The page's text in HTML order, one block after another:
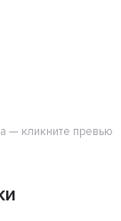
— кликните превью